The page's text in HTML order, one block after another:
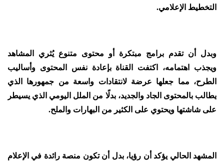
التخطيط الإعلامي.
وبدل أن تقدم برامج مبتكرة أو محتوى متنوع يُثري المشاهد
ويجذب اهتمامه، اكتفت القناة بإعادة نفس المحتوى وأساليب
الطرح، مما جعلها عرضة لانتقادات واسعة من جمهورها الذي
يطالب بالمحتوى الجاد والجديد، بدلًا من الملل اليومي الذي يسيطر
على شاشتها ويحتوي على الكثير من البهارات والملح.
المشهد الحالي يؤكد أن رؤيا، بدل أن تكون منصة رائدة في الإعلام